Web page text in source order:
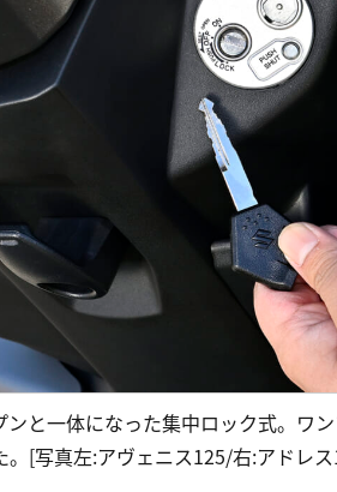
と一体になった集中ロック式。ワ
[写真左:アヴェニス125/右:アドレ